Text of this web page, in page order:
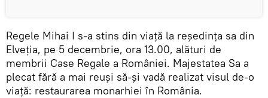
Regele Mihai I s-a stins din viață la reședința sa din
Elveția, pe 5 decembrie, ora 13.00, alături de
membrii Case Regale a României. Majestatea Sa a
plecat fără a mai reuși să-și vadă realizat visul de-o
viață: restaurarea monarhiei în România.